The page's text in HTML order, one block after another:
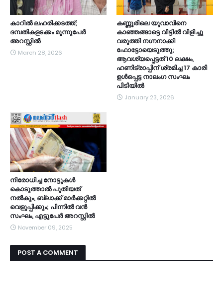
കാറിൽ ലഹരിക്കടത്ത്;
ദമ്പതികളടക്കം മൂന്നുപേർ
അറസ്റ്റിൽ
March 28, 2026
കണ്ണൂരിലെ യുവാവിനെ
കാഞ്ഞങ്ങാട്ടെ വീട്ടിൽ വിളിച്ചു
വരുത്തി നഗ്നനാക്കി
ഫോട്ടോയെടുത്തു;
ആവശ്യപ്പെട്ടത് 10 ലക്ഷം,
ഹണിട്രാപ്പിന് ശ്രമിച്ച 17 കാരി
ഉൾപ്പെട്ട നാലംഗ സംഘം
പിടിയിൽ
January 23, 2026
നിരോധിച്ച നോട്ടുകൾ
കൊടുത്താൽ പുതിയത്
നൽകും, ബ്ലാക്ക് മാർക്കറ്റിൽ
വെളുപ്പിക്കും; പിന്നിൽ വൻ
സംഘം, എട്ടുപേർ അറസ്റ്റിൽ
November 09, 2025
POST A COMMENT